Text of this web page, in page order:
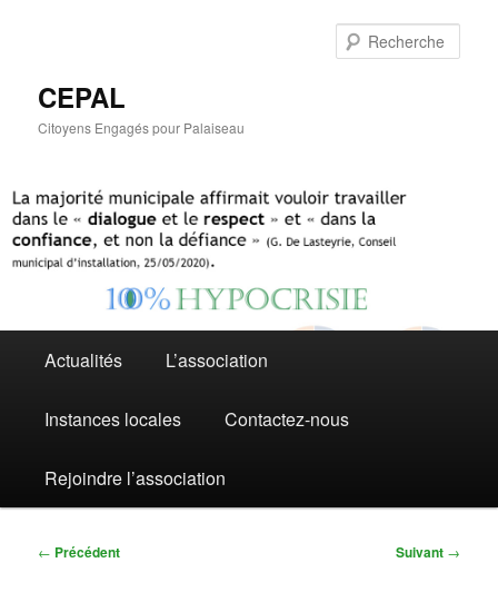
CEPAL
Citoyens Engagés pour Palaiseau
principalActualités L’association
Instances locales Contactez-nous
Rejoindre l’association
Navigation
← Précédent Suivant →